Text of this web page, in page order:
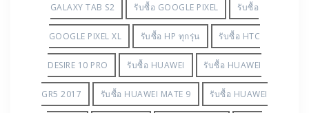
GALAXY TAB S2 รับซื้อ GOOGLE PIXEL รับซื้อ
GOOGLE PIXEL XL รับซื้อ HP ทุกรุ่น รับซื้อ HTC
DESIRE 10 PRO รับซื้อ HUAWEI รับซื้อ HUAWEI
GR5 2017 รับซื้อ HUAWEI MATE 9 รับซื้อ HUAWEI